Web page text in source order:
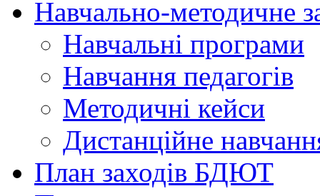
Навчально-методичне
Навчальні програми
Навчання педагогів
Методичні кейси
Дистанційне
План заходів БДЮТ